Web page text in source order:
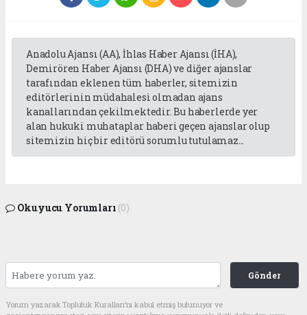
Anadolu Ajansı (AA), İhlas Haber Ajansı (İHA),
Demirören Haber Ajansı (DHA) ve diğer ajanslar
tarafından eklenen tüm haberler, sitemizin
editörlerinin müdahalesi olmadan ajans
kanallarından çekilmektedir. Bu haberlerde yer
alan hukuki muhataplar haberi geçen ajanslar olup
sitemizin hiç bir editörü sorumlu tutulamaz...
Okuyucu Yorumları (0)
Gönder
Yorum yazarak Topluluk Kuralları’nı kabul etmiş bulunuyor ve